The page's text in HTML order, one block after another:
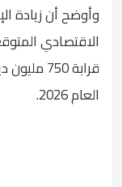
وأوضح أن زيادة
قرابة
العام 2026.